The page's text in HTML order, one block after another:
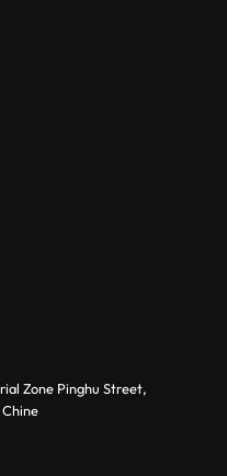
Zone Pinghu Street,